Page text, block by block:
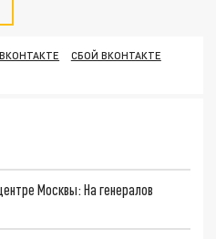
СБОЙ ВКОНТАКТЕ
Москвы: На генералов